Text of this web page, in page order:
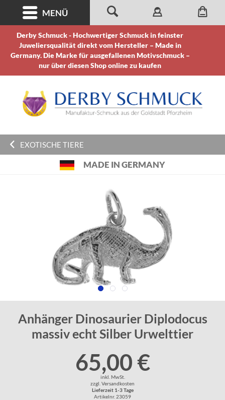
Derby Schmuck - Hochwertiger Schmuck in feinster
Juweliersqualität direkt vom Hersteller – Made in
Germany. Die Marke für ausgefallenen Motivschmuck –
nur über diesen Shop online zu kaufen
MENÜ
EXOTISCHE TIERE
MADE IN GERMANY
Anhänger Dinosaurier Diplodocus
massiv echt Silber Urwelttier
65,00 €
inkl. MwSt.
zzgl. Versandkosten
Lieferzeit 1-3 Tage
Artikelnr. 23059